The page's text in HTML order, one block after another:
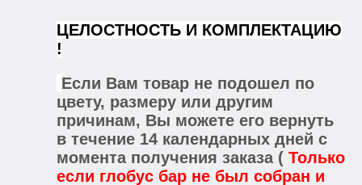
ЦЕЛОСТНОСТЬ И КОМПЛЕКТАЦИЮ
!
Если Вам товар не подошел по
цвету, размеру или другим
причинам, Вы можете его вернуть
в течение 14 календарных дней с
момента получения заказа ( Только
если глобус бар не был собран и